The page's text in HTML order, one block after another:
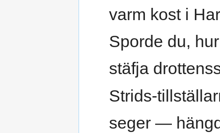
varm kost i
Sporde du,
stäfja
Strids-
seger —